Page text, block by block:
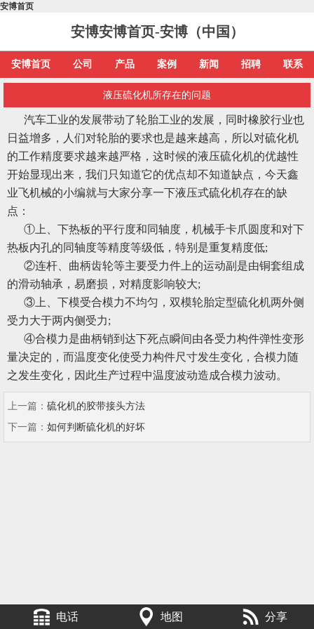
安博首页
安博安博首页-安博（中国）
安博首页 公司 产品 案例 新闻 招聘 联系
液压硫化机所存在的问题
汽车工业的发展带动了轮胎工业的发展，同时橡胶行业也
日益增多，人们对轮胎的要求也是越来越高，所以对硫化机
的工作精度要求越来越严格，这时候的液压硫化机的优越性
开始显现出来，我们只知道它的优点却不知道缺点，今天鑫
业飞机械的小编就与大家分享一下液压式硫化机存在的缺
点：
①上、下热板的平行度和同轴度，机械手卡爪圆度和对下
热板内孔的同轴度等精度等级低，特别是重复精度低;
②连杆、曲柄齿轮等主要受力件上的运动副是由铜套组成
的滑动轴承，易磨损，对精度影响较大;
③上、下模受合模力不均匀，双模轮胎定型硫化机两外侧
受力大于两内侧受力;
④合模力是曲柄销到达下死点瞬间由各受力构件弹性变形
量决定的，而温度变化使受力构件尺寸发生变化，合模力随
之发生变化，因此生产过程中温度波动造成合模力波动。
上一篇： 硫化机的胶带接头方法
下一篇： 如何判断硫化机的好坏
电话 地图 分享